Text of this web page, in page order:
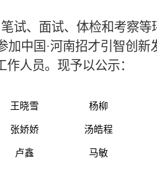
试、面试、体检和考察等
加中国·河南招才引智创新
人员。现予以公示：
王晓雪 杨柳
张娇娇 汤皓程
卢鑫 马敏